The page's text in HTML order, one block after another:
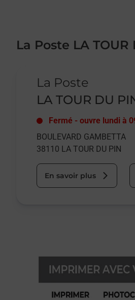
La Poste LA TOUR
La Poste
LA TOUR DU
Fermé - ouvre lundi à
BOULEVARD GAMBETTA
38110 LA TOUR DU PIN
En savoir plus